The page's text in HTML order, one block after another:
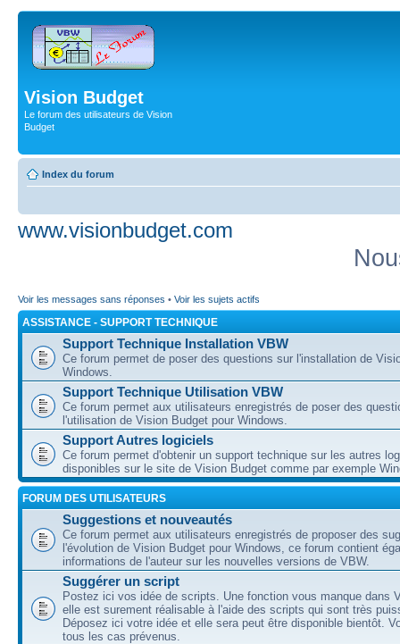
Vision Budget
Le forum des utilisateurs de Vision
Budget
Index du forum
www.visionbudget.com
Voir les messages sans réponses • Voir les sujets actifs
ASSISTANCE - SUPPORT TECHNIQUE
Support Technique Installation VBW
Ce forum permet de poser des questions sur l'installation de
Windows.
Support Technique Utilisation VBW
Ce forum permet aux utilisateurs enregistrés de poser des
l'utilisation de Vision Budget pour Windows.
Support Autres logiciels
Ce forum permet d'obtenir un support technique sur les autres
disponibles sur le site de Vision Budget comme par exemple
FORUM DES UTILISATEURS
Suggestions et nouveautés
Ce forum permet aux utilisateurs enregistrés de proposer des
l'évolution de Vision Budget pour Windows, ce forum contient
informations de l'auteur sur les nouvelles versions de VBW.
Suggérer un script
Postez ici vos idée de scripts. Une fonction vous manque dans
elle est surement réalisable à l'aide des scripts qui sont très
Déposez ici votre idée et elle sera peut être disponible bientôt.
tous les cas prévenus.